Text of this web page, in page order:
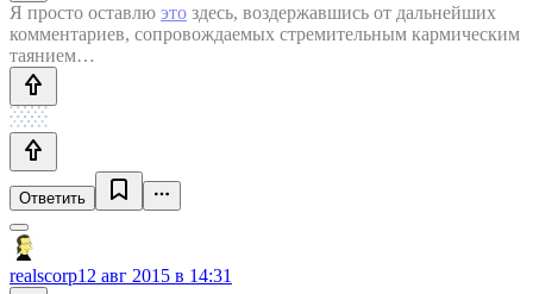
Я просто оставлю это здесь, воздержавшись от дальнейших
комментариев, сопровождаемых стремительным кармическим
таянием…
Ответить
realscorp12 авг 2015 в 14:31